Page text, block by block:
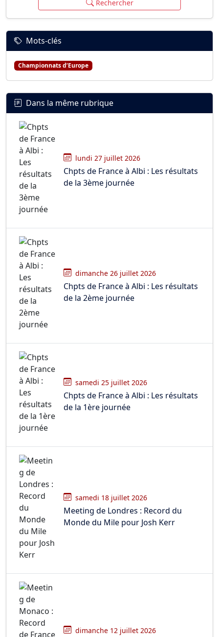
Rechercher
Mots-clés
Championnats d’Europe
Dans la même rubrique
lundi 27 juillet 2026
Chpts de France à Albi : Les résultats
de la 3ème journée
dimanche 26 juillet 2026
Chpts de France à Albi : Les résultats
de la 2ème journée
samedi 25 juillet 2026
Chpts de France à Albi : Les résultats
de la 1ère journée
samedi 18 juillet 2026
Meeting de Londres : Record du
Monde du Mile pour Josh Kerr
dimanche 12 juillet 2026